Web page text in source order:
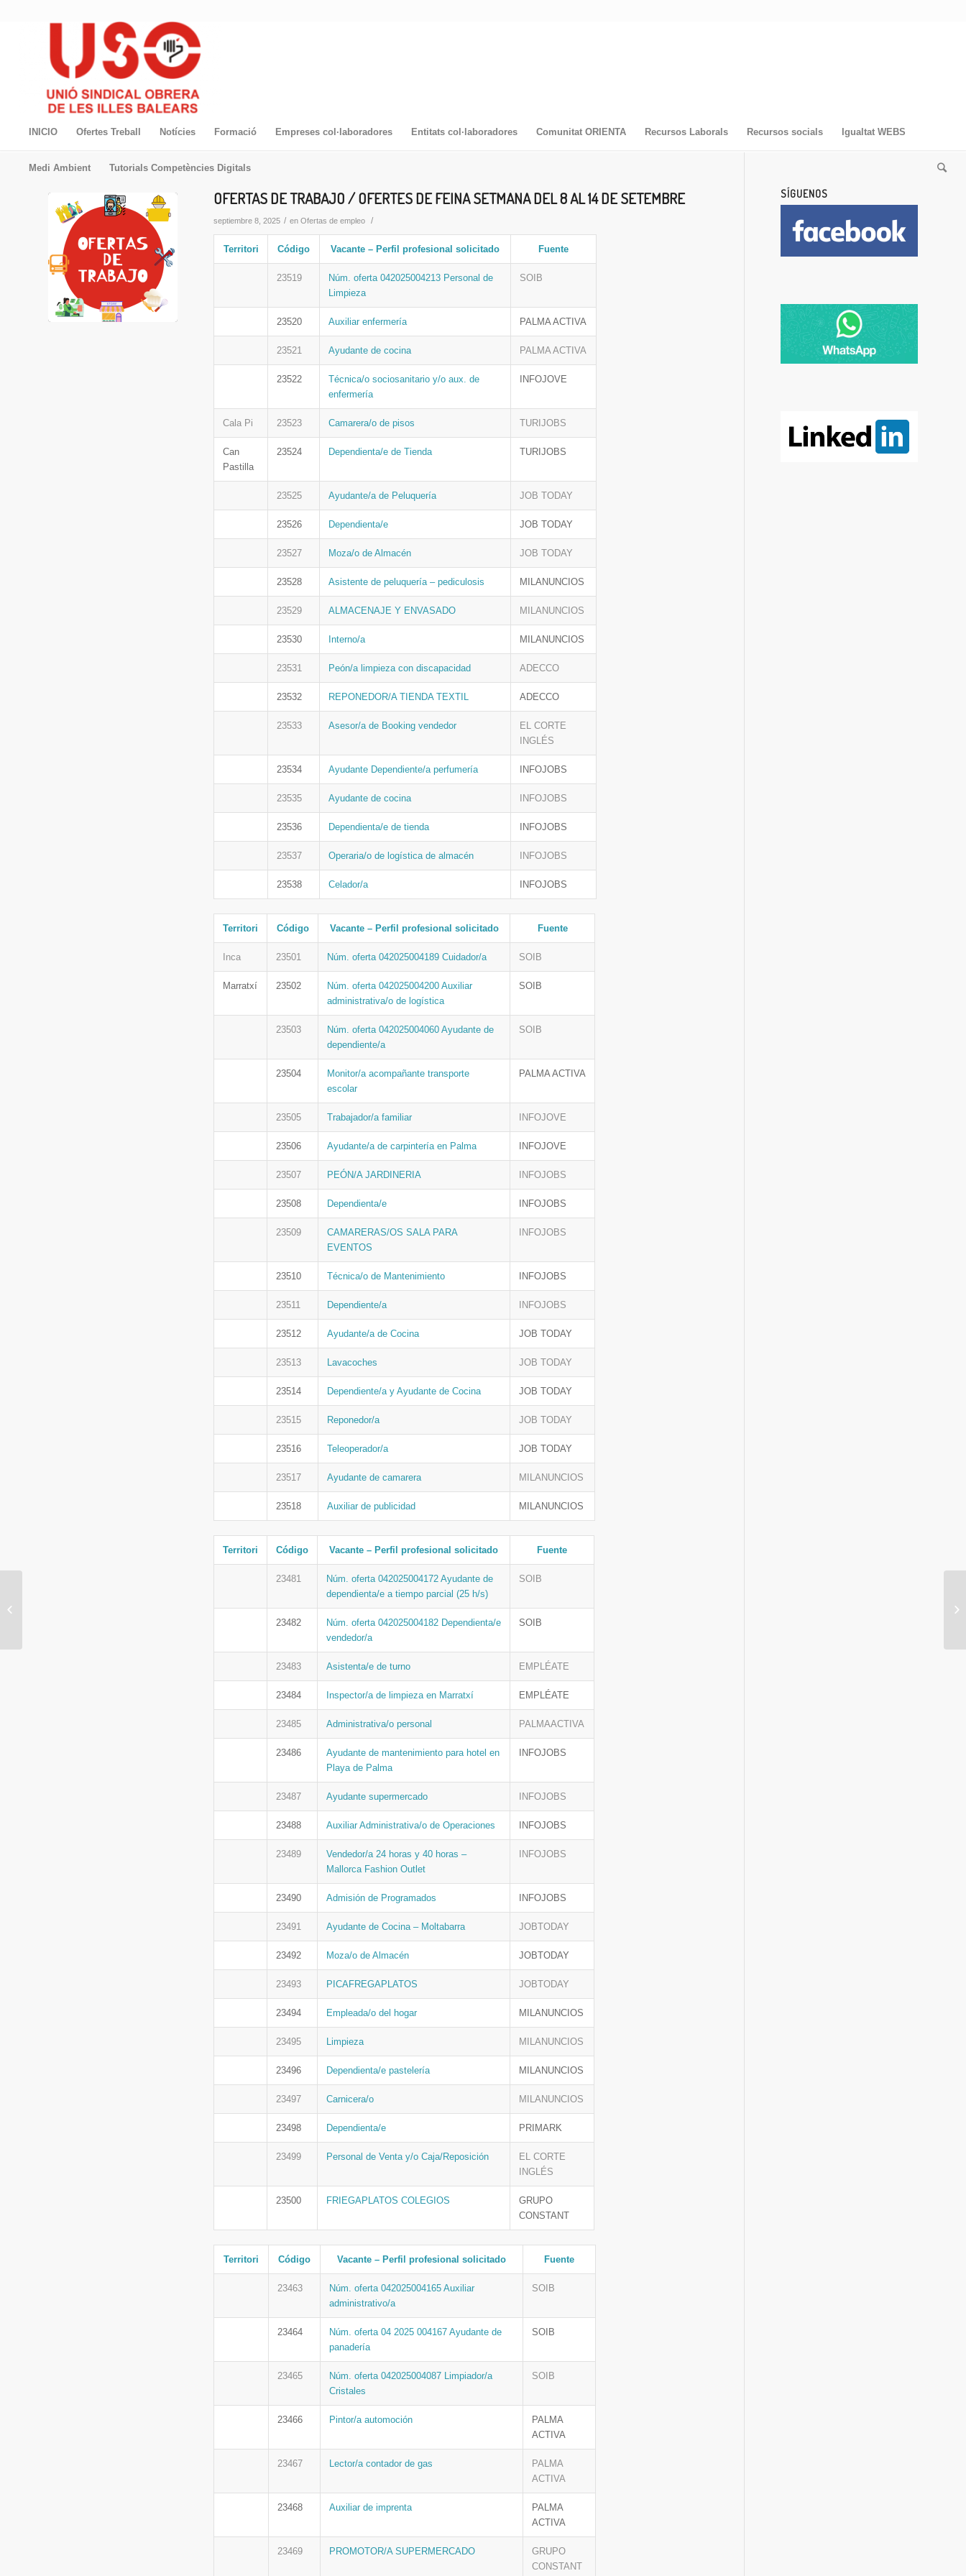
INICIO Ofertes Treball Notícies Formació Empreses col·laboradores Entitats col·laboradores Comunitat ORIENTA Recursos Laborals Recursos socials Igualtat WEBS
Medi Ambient Tutorials Competències Digitals
OFERTAS DE TRABAJO / OFERTES DE FEINA SETMANA DEL 8 AL 14 DE SETEMBRE
septiembre 8, 2025 / en Ofertas de empleo /
Territori Código Vacante – Perfil profesional solicitado Fuente
23519
Núm. oferta 042025004213 Personal de
Limpieza
SOIB
23520 Auxiliar enfermería PALMA ACTIVA
23521 Ayudante de cocina PALMA ACTIVA
23522
Técnica/o sociosanitario y/o aux. de
enfermería
INFOJOVE
Cala Pi 23523 Camarera/o de pisos TURIJOBS
Can
Pastilla
23524 Dependienta/e de Tienda TURIJOBS
23525 Ayudante/a de Peluquería JOB TODAY
23526 Dependienta/e JOB TODAY
23527 Moza/o de Almacén JOB TODAY
23528 Asistente de peluquería – pediculosis MILANUNCIOS
23529 ALMACENAJE Y ENVASADO MILANUNCIOS
23530 Interno/a MILANUNCIOS
23531 Peón/a limpieza con discapacidad ADECCO
23532 REPONEDOR/A TIENDA TEXTIL ADECCO
23533 Asesor/a de Booking vendedor
EL CORTE
INGLÉS
23534 Ayudante Dependiente/a perfumería INFOJOBS
23535 Ayudante de cocina INFOJOBS
23536 Dependienta/e de tienda INFOJOBS
23537 Operaria/o de logística de almacén INFOJOBS
23538 Celador/a INFOJOBS
Territori Código Vacante – Perfil profesional solicitado Fuente
Inca 23501 Núm. oferta 042025004189 Cuidador/a SOIB
Marratxí 23502
Núm. oferta 042025004200 Auxiliar
administrativa/o de logística
SOIB
23503
Núm. oferta 042025004060 Ayudante de
dependiente/a
SOIB
23504
Monitor/a acompañante transporte
escolar
PALMA ACTIVA
23505 Trabajador/a familiar INFOJOVE
23506 Ayudante/a de carpintería en Palma INFOJOVE
23507 PEÓN/A JARDINERIA INFOJOBS
23508 Dependienta/e INFOJOBS
23509
CAMARERAS/OS SALA PARA
EVENTOS
INFOJOBS
23510 Técnica/o de Mantenimiento INFOJOBS
23511 Dependiente/a INFOJOBS
23512 Ayudante/a de Cocina JOB TODAY
23513 Lavacoches JOB TODAY
23514 Dependiente/a y Ayudante de Cocina JOB TODAY
23515 Reponedor/a JOB TODAY
23516 Teleoperador/a JOB TODAY
23517 Ayudante de camarera MILANUNCIOS
23518 Auxiliar de publicidad MILANUNCIOS
Territori Código Vacante – Perfil profesional solicitado Fuente
23481
Núm. oferta 042025004172 Ayudante de
dependienta/e a tiempo parcial (25 h/s)
SOIB
23482
Núm. oferta 042025004182 Dependienta/e
vendedor/a
SOIB
23483 Asistenta/e de turno EMPLÉATE
23484 Inspector/a de limpieza en Marratxí EMPLÉATE
23485 Administrativa/o personal PALMAACTIVA
23486
Ayudante de mantenimiento para hotel en
Playa de Palma
INFOJOBS
23487 Ayudante supermercado INFOJOBS
23488 Auxiliar Administrativa/o de Operaciones INFOJOBS
23489
Vendedor/a 24 horas y 40 horas –
Mallorca Fashion Outlet
INFOJOBS
23490 Admisión de Programados INFOJOBS
23491 Ayudante de Cocina – Moltabarra JOBTODAY
23492 Moza/o de Almacén JOBTODAY
23493 PICAFREGAPLATOS JOBTODAY
23494 Empleada/o del hogar MILANUNCIOS
23495 Limpieza MILANUNCIOS
23496 Dependienta/e pastelería MILANUNCIOS
23497 Carnicera/o MILANUNCIOS
23498 Dependienta/e PRIMARK
23499 Personal de Venta y/o Caja/Reposición
EL CORTE
INGLÉS
23500 FRIEGAPLATOS COLEGIOS
GRUPO
CONSTANT
Territori Código Vacante – Perfil profesional solicitado Fuente
23463
Núm. oferta 042025004165 Auxiliar
administrativo/a
SOIB
23464
Núm. oferta 04 2025 004167 Ayudante de
panadería
SOIB
23465
Núm. oferta 042025004087 Limpiador/a
Cristales
SOIB
23466 Pintor/a automoción
PALMA
ACTIVA
23467 Lector/a contador de gas
PALMA
ACTIVA
23468 Auxiliar de imprenta
PALMA
ACTIVA
23469 PROMOTOR/A SUPERMERCADO
GRUPO
CONSTANT
SÍGUENOS